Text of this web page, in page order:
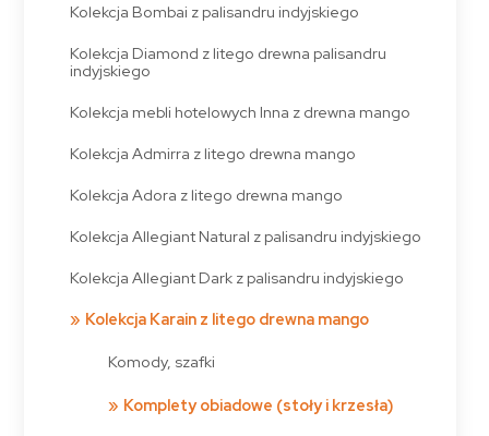
Kolekcja Bombai z palisandru indyjskiego
Kolekcja Diamond z litego drewna palisandru
indyjskiego
Kolekcja mebli hotelowych Inna z drewna mango
Kolekcja Admirra z litego drewna mango
Kolekcja Adora z litego drewna mango
Kolekcja Allegiant Natural z palisandru indyjskiego
Kolekcja Allegiant Dark z palisandru indyjskiego
Kolekcja Karain z litego drewna mango
Komody, szafki
Komplety obiadowe (stoły i krzesła)